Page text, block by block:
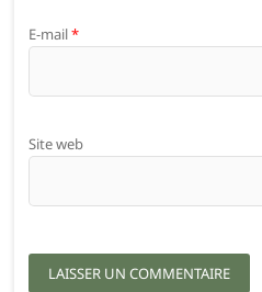
E-mail*
Site web